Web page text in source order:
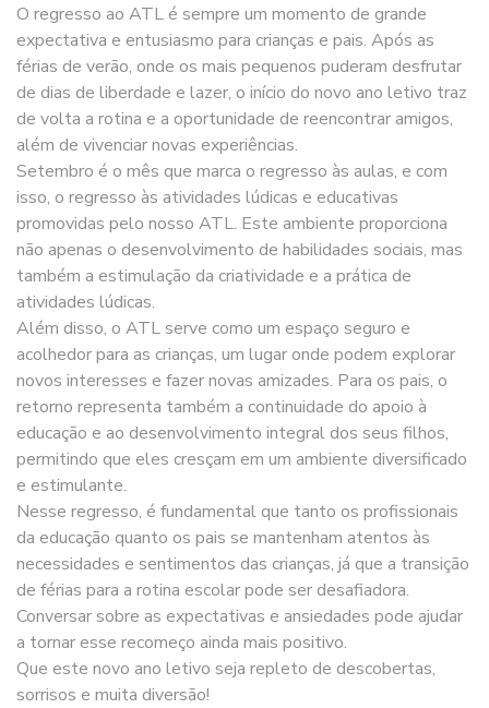
O regresso ao ATL é sempre um momento de grande
expectativa e entusiasmo para crianças e pais. Após as
férias de verão, onde os mais pequenos puderam desfrutar
de dias de liberdade e lazer, o início do novo ano letivo traz
de volta a rotina e a oportunidade de reencontrar amigos,
além de vivenciar novas experiências.
Setembro é o mês que marca o regresso às aulas, e com
isso, o regresso às atividades lúdicas e educativas
promovidas pelo nosso ATL. Este ambiente proporciona
não apenas o desenvolvimento de habilidades sociais, mas
também a estimulação da criatividade e a prática de
atividades lúdicas.
Além disso, o ATL serve como um espaço seguro e
acolhedor para as crianças, um lugar onde podem explorar
novos interesses e fazer novas amizades. Para os pais, o
retorno representa também a continuidade do apoio à
educação e ao desenvolvimento integral dos seus filhos,
permitindo que eles cresçam em um ambiente diversificado
e estimulante.
Nesse regresso, é fundamental que tanto os profissionais
da educação quanto os pais se mantenham atentos às
necessidades e sentimentos das crianças, já que a transição
de férias para a rotina escolar pode ser desafiadora.
Conversar sobre as expectativas e ansiedades pode ajudar
a tornar esse recomeço ainda mais positivo.
Que este novo ano letivo seja repleto de descobertas,
sorrisos e muita diversão!